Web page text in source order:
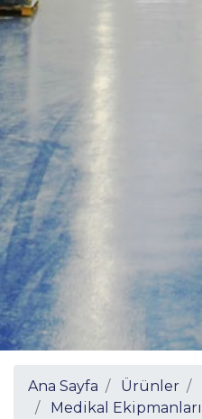
Ana Sayfa Ürünler
Medikal Ekipmanları